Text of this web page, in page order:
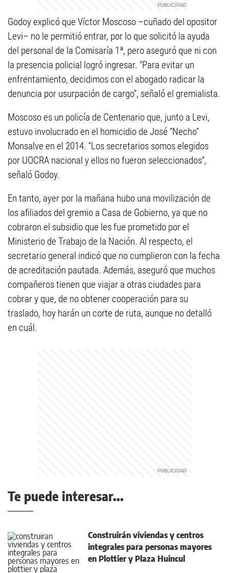
Godoy explicó que Víctor Moscoso –cuñado del opositor
Levi– no le permitió entrar, por lo que solicitó la ayuda
del personal de la Comisaría 1ª, pero aseguró que ni con
la presencia policial logró ingresar. “Para evitar un
enfrentamiento, decidimos con el abogado radicar la
denuncia por usurpación de cargo”, señaló el gremialista.
Moscoso es un policía de Centenario que, junto a Levi,
estuvo involucrado en el homicidio de José “Necho”
Monsalve en el 2014. “Los secretarios somos elegidos
por UOCRA nacional y ellos no fueron seleccionados”,
señaló Godoy.
En tanto, ayer por la mañana hubo una movilización de
los afiliados del gremio a Casa de Gobierno, ya que no
cobraron el subsidio que les fue prometido por el
Ministerio de Trabajo de la Nación. Al respecto, el
secretario general indicó que no cumplieron con la fecha
de acreditación pautada. Además, aseguró que muchos
compañeros tienen que viajar a otras ciudades para
cobrar y que, de no obtener cooperación para su
traslado, hoy harán un corte de ruta, aunque no detalló
en cuál.
Te puede interesar...
Construirán viviendas y centros
integrales para personas mayores
en Plottier y Plaza Huincul